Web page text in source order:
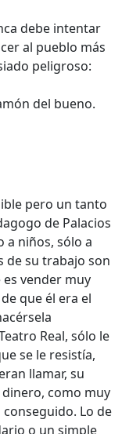
debe intentar
al pueblo más
peligroso:
del bueno.
pero un tanto
de Palacios
a niños, sólo a
de su trabajo son
vender muy
que él era el
Real, sólo le
se le resistía,
llamar, su
como muy
conseguido. Lo de
o un simple